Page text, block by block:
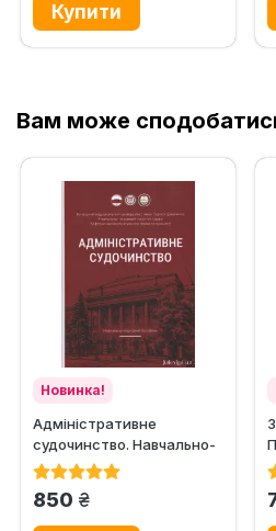
Вам може
Новинка!
Адміністративне
судочинство. Навчально-
науковий посібник
850 грн.